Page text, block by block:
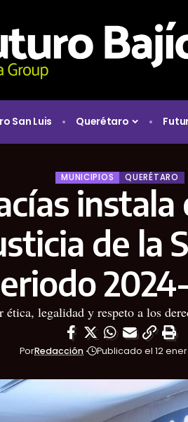
San Luis Querétaro
MUNICIPIOS QUERÉTARO
instala
de la
ética, legalidad y respeto a los
PorRedacción Publicado el 12